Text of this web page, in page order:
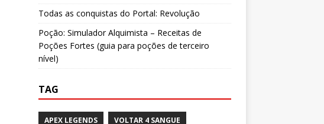
Todas as conquistas do Portal: Revolução
Poção: Simulador Alquimista – Receitas de
Poções Fortes (guia para poções de terceiro
nível)
TAG
APEX LEGENDS VOLTAR 4 SANGUE